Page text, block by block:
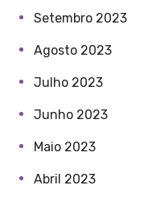
Setembro 2023
Agosto 2023
Julho 2023
Junho 2023
Maio 2023
Abril 2023